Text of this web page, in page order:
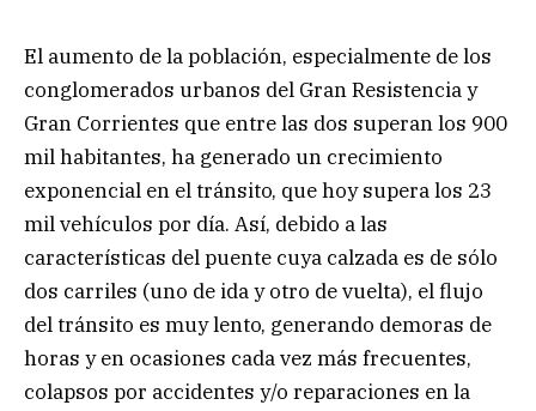
El aumento de la población, especialmente de los
conglomerados urbanos del Gran Resistencia y
Gran Corrientes que entre las dos superan los 900
mil habitantes, ha generado un crecimiento
exponencial en el tránsito, que hoy supera los 23
mil vehículos por día. Así, debido a las
características del puente cuya calzada es de sólo
dos carriles (uno de ida y otro de vuelta), el flujo
del tránsito es muy lento, generando demoras de
horas y en ocasiones cada vez más frecuentes,
colapsos por accidentes y/o reparaciones en la